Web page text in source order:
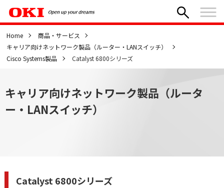
Home
商品・サービス
キャリア向けネットワーク製品（ルーター・LANスイッチ）
Cisco Systems製品
Catalyst 6800シリーズ
キャリア向けネットワーク製品（ルータ
ー・LANスイッチ）
Catalyst 6800シリーズ